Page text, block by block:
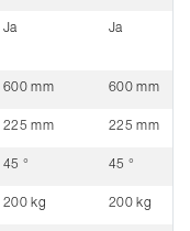
Ja Ja
600 mm 600 mm
225 mm 225 mm
45 ° 45 °
200 kg 200 kg